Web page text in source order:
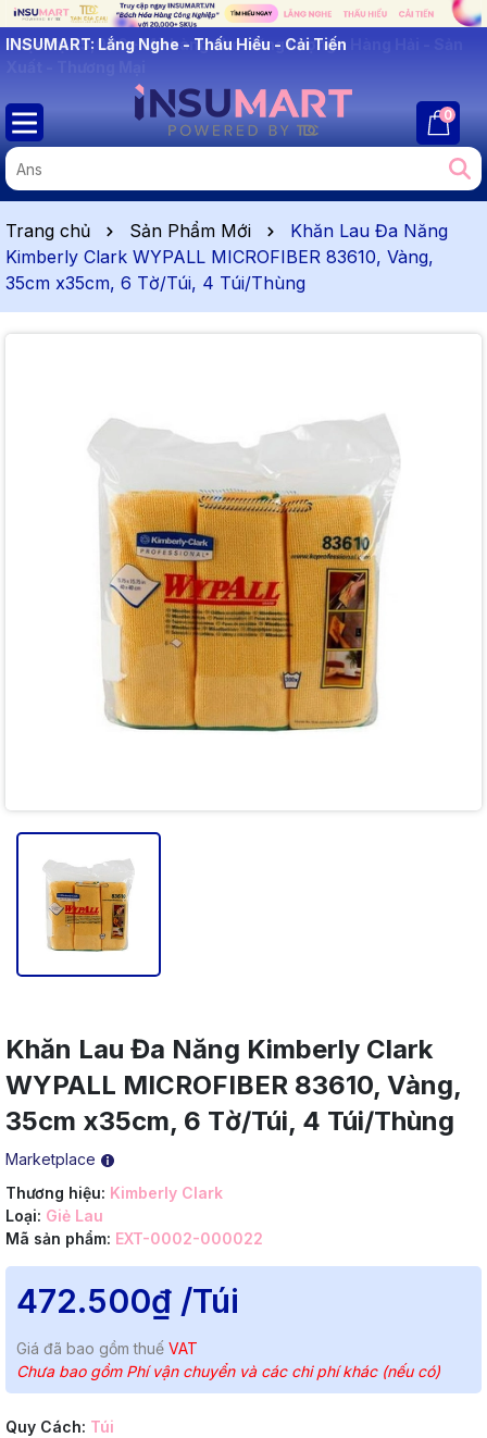
INSUMART: Lắng Nghe - Thấu Hiểu - Cải Tiến
0
Trang chủ Sản Phẩm Mới
Khăn Lau Đa Năng
Kimberly Clark WYPALL MICROFIBER 83610, Vàng,
35cm x35cm, 6 Tờ/Túi, 4 Túi/Thùng
Khăn Lau Đa Năng Kimberly Clark
WYPALL MICROFIBER 83610, Vàng,
35cm x35cm, 6 Tờ/Túi, 4 Túi/Thùng
Marketplace
Thương hiệu: Kimberly Clark
Loại: Giẻ Lau
Mã sản phẩm: EXT-0002-000022
472.500₫ /Túi
Giá đã bao gồm thuế VAT
Chưa bao gồm Phí vận chuyển và các chi phí khác (nếu có)
Quy Cách: Túi